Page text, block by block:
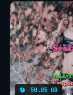
50.05 GB